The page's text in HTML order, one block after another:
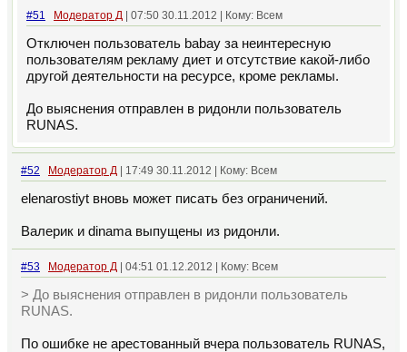
#51 Модератор Д | 07:50 30.11.2012 | Кому: Всем
Отключен пользователь babay за неинтересную
пользователям рекламу диет и отсутствие какой-либо
другой деятельности на ресурсе, кроме рекламы.
До выяснения отправлен в ридонли пользователь
RUNAS.
#52 Модератор Д | 17:49 30.11.2012 | Кому: Всем
elenarostiyt вновь может писать без ограничений.
Валерик и dinama выпущены из ридонли.
#53 Модератор Д | 04:51 01.12.2012 | Кому: Всем
> До выяснения отправлен в ридонли пользователь
RUNAS.
По ошибке не арестованный вчера пользователь RUNAS,